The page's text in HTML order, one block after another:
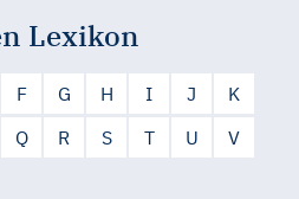
Lexikon
F G H I J
K
Q R S T U
V